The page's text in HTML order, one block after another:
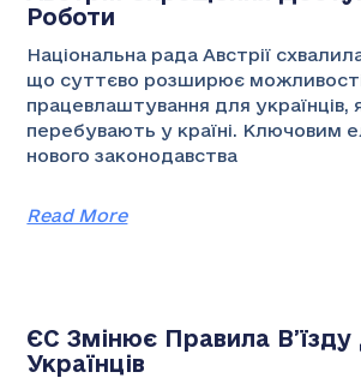
Роботи
Національна рада Австрії
що суттєво розширює
працевлаштування для українців,
перебувають у країні. Ключовим
нового законодавства
Read More
ЄС Змінює Правила В’їзду
Українців